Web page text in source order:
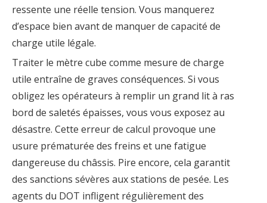
ressente une réelle tension. Vous manquerez
d’espace bien avant de manquer de capacité de
charge utile légale.
Traiter le mètre cube comme mesure de charge
utile entraîne de graves conséquences. Si vous
obligez les opérateurs à remplir un grand lit à ras
bord de saletés épaisses, vous vous exposez au
désastre. Cette erreur de calcul provoque une
usure prématurée des freins et une fatigue
dangereuse du châssis. Pire encore, cela garantit
des sanctions sévères aux stations de pesée. Les
agents du DOT infligent régulièrement des